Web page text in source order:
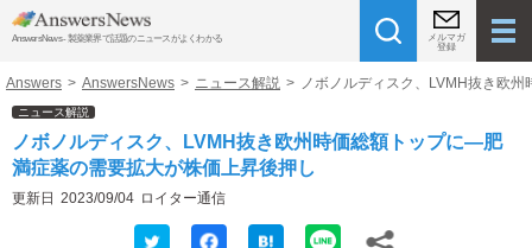
AnswersNews - 製薬業界で話題のニュースがよくわかる
メルマガ
登録
Answers > AnswersNews > ニュース解説 > ノボノルディスク、LVMH抜き欧
ニュース解説
ノボノルディスク、LVMH抜き欧州時価総額トップに―肥
満症薬の需要拡大が株価上昇後押し
更新日 2023/09/04 ロイター通信